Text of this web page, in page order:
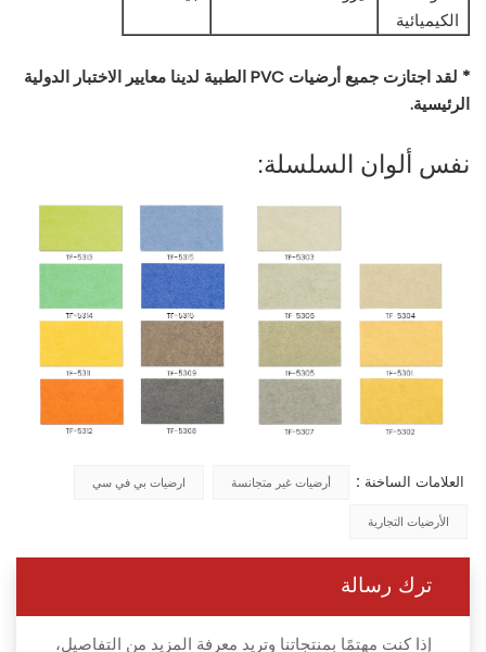
الكيميائية
* لقد اجتازت جميع أرضيات PVC الطبية لدينا معايير الاختبار الدولية
الرئيسية.
نفس ألوان السلسلة:
العلامات الساخنة : أرضيات غير متجانسة ارضيات بي في سي
الأرضيات التجارية
ترك رسالة
إذا كنت مهتمًا بمنتجاتنا وتريد معرفة المزيد من التفاصيل،